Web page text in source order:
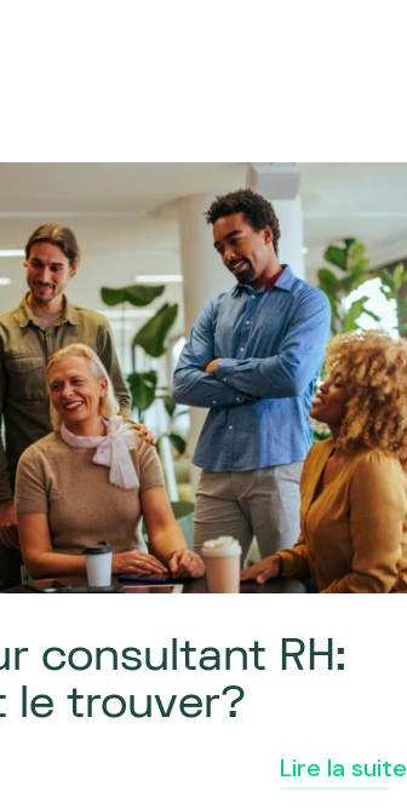
consultant RH:
le trouver?
Lire la suite